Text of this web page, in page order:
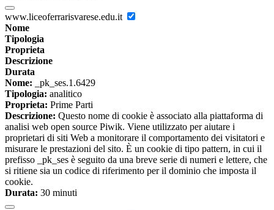
www.liceoferrarisvarese.edu.it
Nome
Tipologia
Proprieta
Descrizione
Durata
Nome: _pk_ses.1.6429
Tipologia: analitico
Proprieta: Prime Parti
Descrizione: Questo nome di cookie è associato alla piattaforma di
analisi web open source Piwik. Viene utilizzato per aiutare i
proprietari di siti Web a monitorare il comportamento dei visitatori e
misurare le prestazioni del sito. È un cookie di tipo pattern, in cui il
prefisso _pk_ses è seguito da una breve serie di numeri e lettere, che
si ritiene sia un codice di riferimento per il dominio che imposta il
cookie.
Durata: 30 minuti